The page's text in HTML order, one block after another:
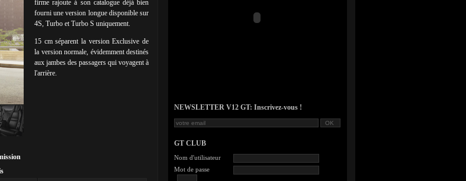
firme rajoute à son catalogue déjà bien
fourni une version longue disponible sur
4S, Turbo et Turbo S uniquement.
15 cm séparent la version Exclusive de
la version normale, évidemment destinés
aux jambes des passagers qui voyagent à
l'arrière.
NEWSLETTER V12 GT: Inscrivez-vous !
GT CLUB
Nom d'utilisateur
Mot de passe